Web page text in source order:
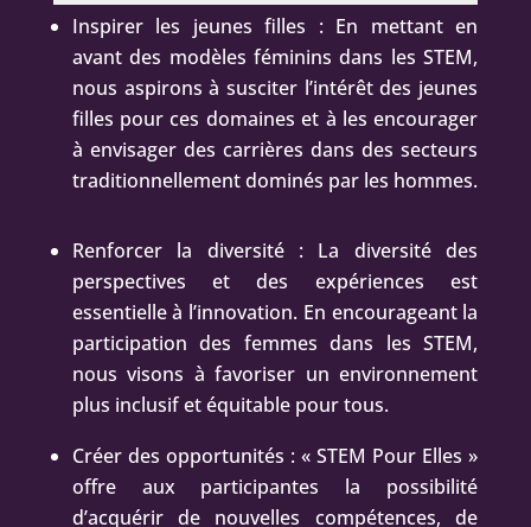
Inspirer les jeunes filles : En mettant en
avant des modèles féminins dans les STEM,
nous aspirons à susciter l’intérêt des jeunes
filles pour ces domaines et à les encourager
à envisager des carrières dans des secteurs
traditionnellement dominés par les hommes.
Renforcer la diversité : La diversité des
perspectives et des expériences est
essentielle à l’innovation. En encourageant la
participation des femmes dans les STEM,
nous visons à favoriser un environnement
plus inclusif et équitable pour tous.
Créer des opportunités : « STEM Pour Elles »
offre aux participantes la possibilité
d’acquérir de nouvelles compétences, de